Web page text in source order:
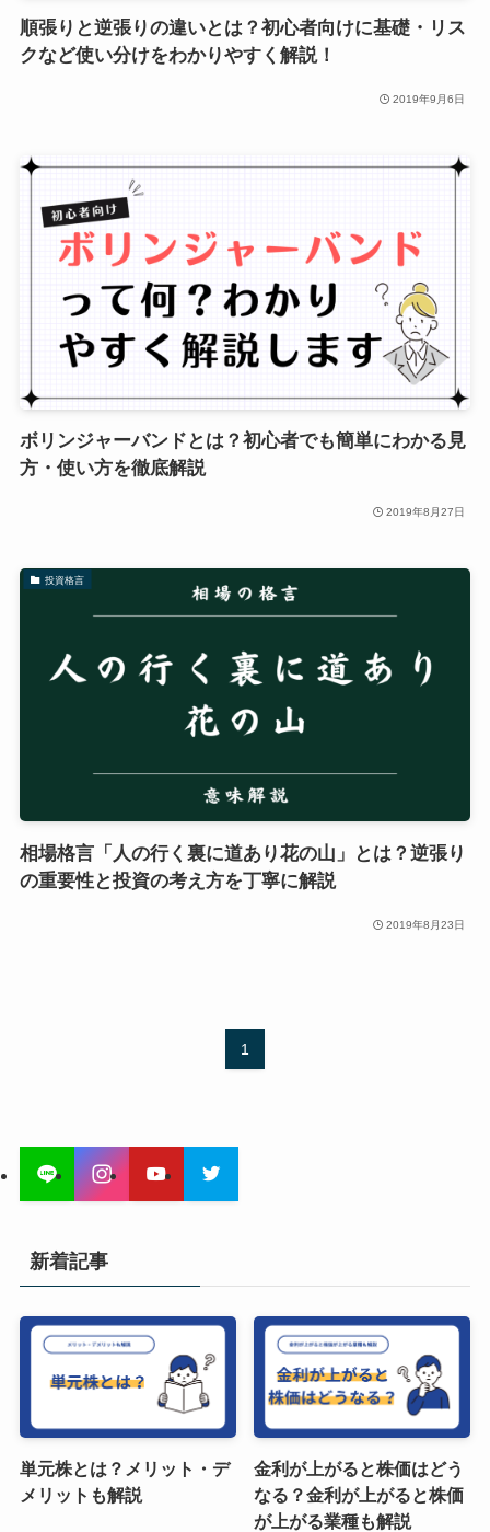
順張りと逆張りの違いとは？初心者向けに基礎・リス
クなど使い分けをわかりやすく解説！
2019年9月6日
ボリンジャーバンドとは？初心者でも簡単にわかる見
方・使い方を徹底解説
2019年8月27日
投資格言
相場格言「人の行く裏に道あり花の山」とは？逆張り
の重要性と投資の考え方を丁寧に解説
2019年8月23日
1
新着記事
単元株とは？メリット・デ
メリットも解説
金利が上がると株価はどう
なる？金利が上がると株価
が上がる業種も解説